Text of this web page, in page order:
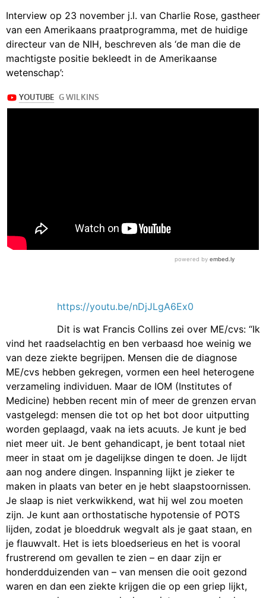
Interview op 23 november j.l. van Charlie Rose, gastheer
van een Amerikaans praatprogramma, met de huidige
directeur van de NIH, beschreven als ‘de man die de
machtigste positie bekleedt in de Amerikaanse
wetenschap’:
https://youtu.be/nDjJLgA6Ex0
Dit is wat Francis Collins zei over ME/cvs: “Ik
vind het raadselachtig en ben verbaasd hoe weinig we
van deze ziekte begrijpen. Mensen die de diagnose
ME/cvs hebben gekregen, vormen een heel heterogene
verzameling individuen. Maar de IOM (Institutes of
Medicine) hebben recent min of meer de grenzen ervan
vastgelegd: mensen die tot op het bot door uitputting
worden geplaagd, vaak na iets acuuts. Je kunt je bed
niet meer uit. Je bent gehandicapt, je bent totaal niet
meer in staat om je dagelijkse dingen te doen. Je lijdt
aan nog andere dingen. Inspanning lijkt je zieker te
maken in plaats van beter en je hebt slaapstoornissen.
Je slaap is niet verkwikkend, wat hij wel zou moeten
zijn. Je kunt aan orthostatische hypotensie of POTS
lijden, zodat je bloeddruk wegvalt als je gaat staan, en
je flauwvalt. Het is iets bloedserieus en het is vooral
frustrerend om gevallen te zien – en daar zijn er
honderdduizenden van – van mensen die ooit gezond
waren en dan een ziekte krijgen die op een griep lijkt,